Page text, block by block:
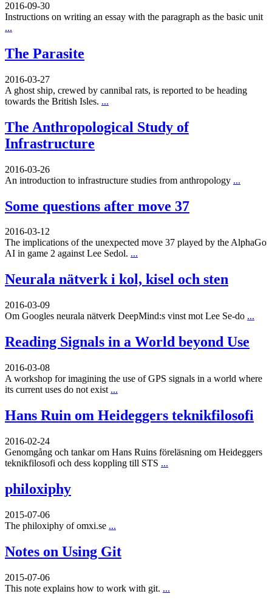
2016-09-30
Instructions on writing an essay with the paragraph as the basic unit
...
The Parasite
2016-03-27
A ghost ship, crewed by cannibal rats, is reported to be heading
towards the British Isles. ...
The Anthropological Study of
Infrastructure
2016-03-26
An introduction to infrastructure studies from anthropology ...
Some questions after move 37
2016-03-12
The implications of the unexpected move 37 played by the AlphaGo
AI in game 2 against Lee Sedol. ...
Neurala nätverk i kol, kisel och sten
2016-03-09
Om Googles neurala nätverk DeepMind:s vinst mot Lee Se-do ...
Reading Signals in a World beyond Use
2016-03-08
A workshop for imagining the use of GPS signals in a world where
its current uses do not exist ...
Hans Ruin om Heideggers teknikfilosofi
2016-02-24
Genomgång och tankar om Hans Ruins föreläsning om Heideggers
teknikfilosofi och dess koppling till STS ...
philoxiphy
2015-07-06
The philoxiphy of omxi.se ...
Notes on Using Git
2015-07-06
This note explains how to work with git. ...